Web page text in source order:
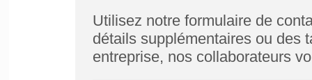
Utilisez notre formulaire de
détails supplémentaires ou des
entreprise, nos collaborateurs